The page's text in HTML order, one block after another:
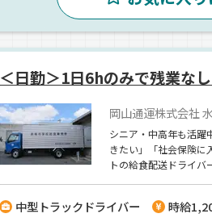
＜日勤＞1日6hのみで残業な
岡山通運株式会社
シニア・中高年も活
きたい」「社会保険
トの給食配送ドライバ
中型トラックドライバー 時給